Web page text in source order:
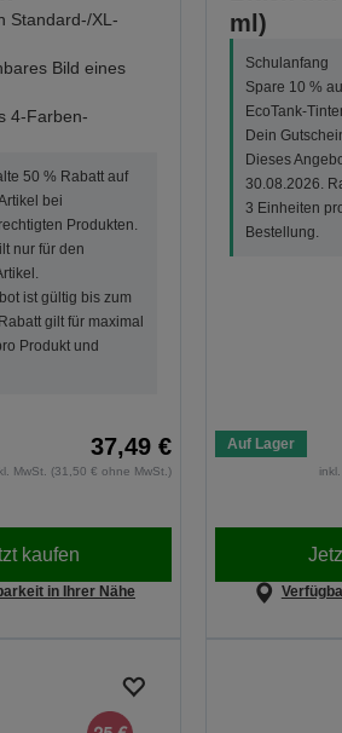
Standard-/XL-
Bild eines
4-Farben-
50 % Rabatt auf
bei
Produkten.
nur für den
ist gültig bis zum
gilt für maximal
Produkt und
37,49 €
MwSt. (31,50 € ohne MwSt.)
kaufen
in Ihrer Nähe
ml)
Schulanfang
Spare 10 %
EcoTank-
Dein
Dieses
30.08.2026.
3 Einheiten
Bestellung.
Auf Lager